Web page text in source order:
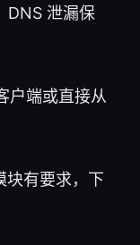
DNS 泄漏保
户端或直接从
块有要求，下